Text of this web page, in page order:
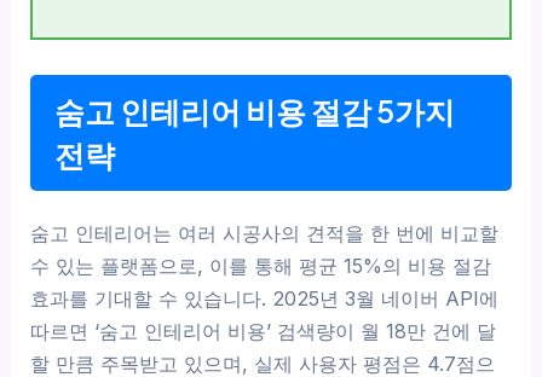
숨고 인테리어 비용 절감 5가지
전략
숨고 인테리어는 여러 시공사의 견적을 한 번에 비교할
수 있는 플랫폼으로, 이를 통해 평균 15%의 비용 절감
효과를 기대할 수 있습니다. 2025년 3월 네이버 API에
따르면 ‘숨고 인테리어 비용’ 검색량이 월 18만 건에 달
할 만큼 주목받고 있으며, 실제 사용자 평점은 4.7점으